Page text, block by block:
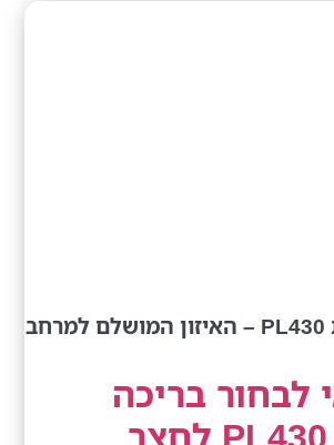
בריכה אקרילית PL430 – האיזון המושלם למרחב
לבחור בריכה
אקרילית PL430 לחצר